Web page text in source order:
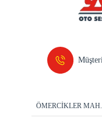
ÖMERCİKLER